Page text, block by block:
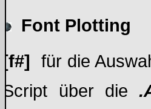
Font Plotting
[f#] für die
Script über die